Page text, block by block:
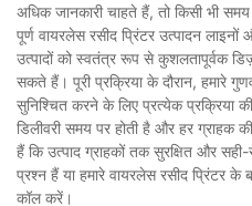
अधिक जानकारी चाहते हैं, तो किसी भी
पूर्ण वायरलेस रसीद प्रिंटर उत्पादन
उत्पादों को स्वतंत्र रूप से कुशलतापूर्वक
सकते हैं। पूरी प्रक्रिया के दौरान, हमारे
सुनिश्चित करने के लिए प्रत्येक प्रक्रिया
डिलीवरी समय पर होती है और हर ग्राहक
हैं कि उत्पाद ग्राहकों तक सुरक्षित और
प्रश्न हैं या हमारे वायरलेस रसीद प्रिंटर
कॉल करें।